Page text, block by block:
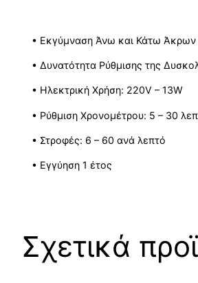
• Εκγύμναση Άνω και Κάτω Άκρων
• Δυνατότητα Ρύθμισης της
• Ηλεκτρική Χρήση: 220V – 13W
• Ρύθμιση Χρονομέτρου: 5 – 30
• Στροφές: 6 – 60 ανά λεπτό
• Εγγύηση 1 έτος
Σχετικά